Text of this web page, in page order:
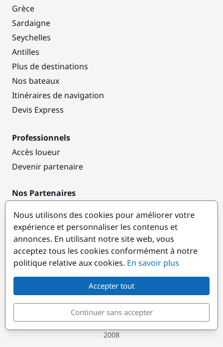
Grèce
Sardaigne
Seychelles
Antilles
Plus de destinations
Nos bateaux
Itinéraires de navigation
Devis Express
Professionnels
Accès loueur
Devenir partenaire
Nos Partenaires
Destinations populaires
© GlobeSailor
Croisières & Location de bateaux depuis
2008
Nous utilisons des cookies pour améliorer votre
expérience et personnaliser les contenus et
annonces. En utilisant notre site web, vous
acceptez tous les cookies conformément à notre
politique relative aux cookies. En savoir plus
Accepter tout
Continuer sans accepter